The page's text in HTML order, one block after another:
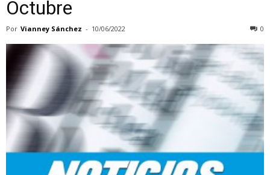
Octubre
Por Vianney Sánchez - 10/06/2022 0